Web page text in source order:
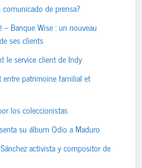
de prensa?
Banque Wise : un nouveau
ses clients
le service client de Indy
patrimoine familial et
los coleccionistas
su álbum Odio a Maduro
activista y compositor de